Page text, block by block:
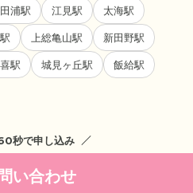
浦駅 江見駅 太海駅
上総亀山駅 新田野駅
駅 城見ヶ丘駅 飯給駅
秒で申し込み
い合わせ